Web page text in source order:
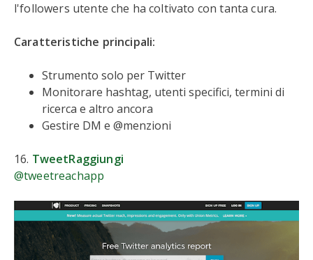
l'followers utente che ha coltivato con tanta cura.
Caratteristiche principali:
Strumento solo per Twitter
Monitorare hashtag, utenti specifici, termini di
ricerca e altro ancora
Gestire DM e @menzioni
16. TweetRaggiungi
@tweetreachapp